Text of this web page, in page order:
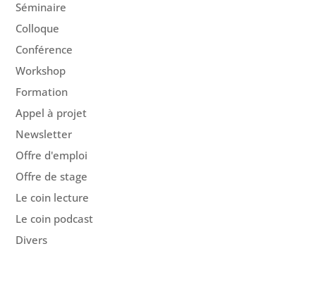
Séminaire
Colloque
Conférence
Workshop
Formation
Appel à projet
Newsletter
Offre d'emploi
Offre de stage
Le coin lecture
Le coin podcast
Divers